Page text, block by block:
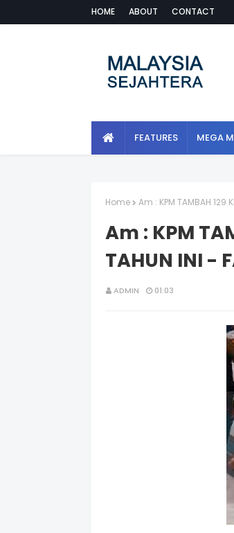
HOME ABOUT CONTACT
FEATURES MEGA
Home Am : KPM TAMBAH 129
Am : KPM
TAHUN INI -
ADMIN 01:03